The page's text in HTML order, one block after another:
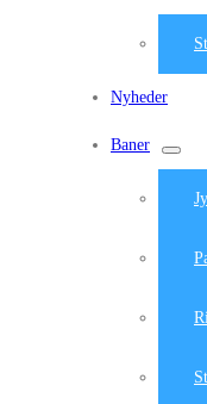
Nyheder
Baner